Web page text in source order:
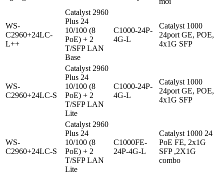
WS-
C2960+24LC-
L++
Catalyst 2960
Plus 24
10/100 (8
PoE) + 2
T/SFP LAN
Base
C1000-24P-
4G-L
Catalyst 1000
24port GE, POE,
4x1G SFP
WS-
C2960+24LC-S
Catalyst 2960
Plus 24
10/100 (8
PoE) + 2
T/SFP LAN
Lite
C1000-24P-
4G-L
Catalyst 1000
24port GE, POE,
4x1G SFP
WS-
C2960+24LC-S
Catalyst 2960
Plus 24
10/100 (8
PoE) + 2
T/SFP LAN
Lite
C1000FE-
24P-4G-L
Catalyst 1000 24
PoE FE, 2x1G
SFP ,2X1G
combo